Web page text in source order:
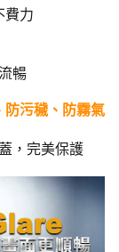
費力
暢
防污穢、防霧氣
，完美保護